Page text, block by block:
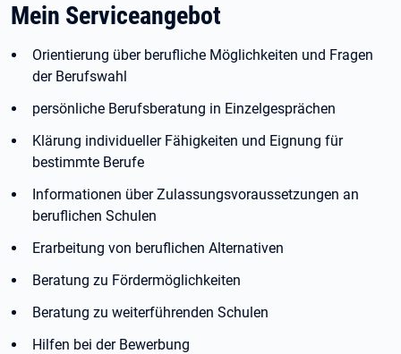
Mein Serviceangebot
Orientierung über berufliche Möglichkeiten und Fragen
der Berufswahl
persönliche Berufsberatung in Einzelgesprächen
Klärung individueller Fähigkeiten und Eignung für
bestimmte Berufe
Informationen über Zulassungsvoraussetzungen an
beruflichen Schulen
Erarbeitung von beruflichen Alternativen
Beratung zu Fördermöglichkeiten
Beratung zu weiterführenden Schulen
Hilfen bei der Bewerbung